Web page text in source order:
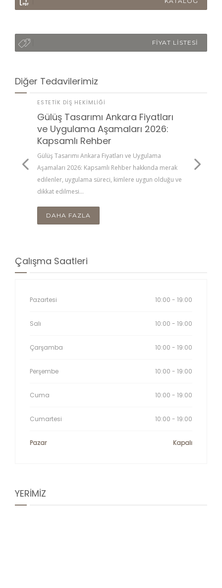
FİYAT LİSTESİ
Diğer Tedavilerimiz
ESTETIK DIŞ HEKIMLIĞI
Gülüş Tasarımı Ankara Fiyatları
ve Uygulama Aşamaları 2026:
Kapsamlı Rehber
Gülüş Tasarımı Ankara Fiyatları ve Uygulama
Aşamaları 2026: Kapsamlı Rehber hakkında merak
edilenler, uygulama süreci, kimlere uygun olduğu ve
dikkat edilmesi…
DAHA FAZLA
Çalışma Saatleri
Pazartesi 10:00 - 19:00
Salı 10:00 - 19:00
Çarşamba 10:00 - 19:00
Perşembe 10:00 - 19:00
Cuma 10:00 - 19:00
Cumartesi 10:00 - 19:00
Pazar Kapalı
YERİMİZ